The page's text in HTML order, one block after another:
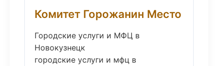
Комитет Горожанин Место
Городские услуги и МФЦ в
Новокузнецк
городские услуги и мфц в